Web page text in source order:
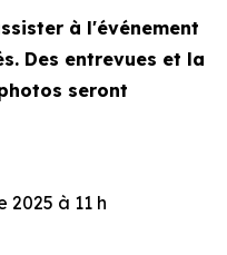
à l'événement
Des entrevues et la
seront
2025 à 11 h